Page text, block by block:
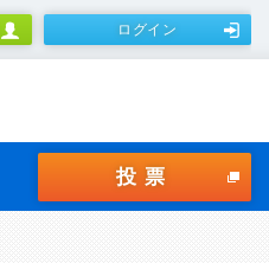
ログイン
投票